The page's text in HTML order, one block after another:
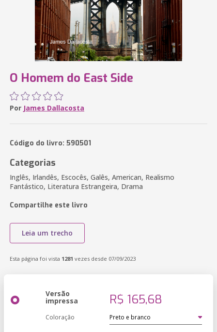
O Homem do East Side
Por James Dallacosta
Código do livro: 590501
Categorias
Inglês, Irlandês, Escocês, Galês, American, Realismo
Fantástico, Literatura Estrangeira, Drama
Compartilhe este livro
Leia um trecho
Esta página foi vista 1281 vezes desde 07/09/2023
Versão
impressa R$ 165,68
Coloração